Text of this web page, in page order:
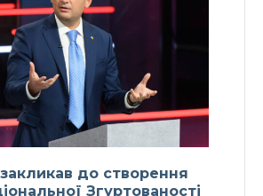
до створення
Згуртованості